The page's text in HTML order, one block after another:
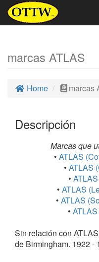
marcas ATLAS
Home marcas
Descripción
Marcas que
• ATLAS
• ATLAS
•
• ATLAS
• ATLAS
•
Sin relación con
de Birmingham. 1922 -